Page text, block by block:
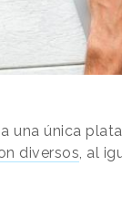
una única
diversos , al